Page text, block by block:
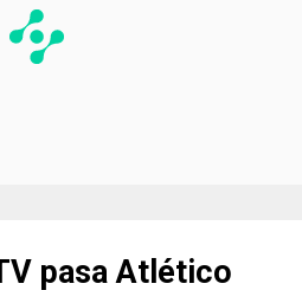
pasa Atlético